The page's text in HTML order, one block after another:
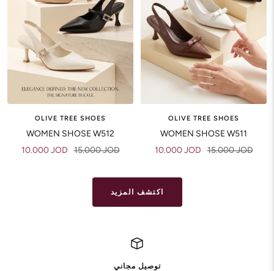
OLIVE TREE SHOES
WOMEN SHOSE W512
Sale
10.000 JOD Regular
15.000 JOD
OLIVE TREE SHOES
WOMEN SHOSE W511
Sale
10.000 JOD Regular
15.000 JOD
اكتشف المزيد
توصيل مجاني